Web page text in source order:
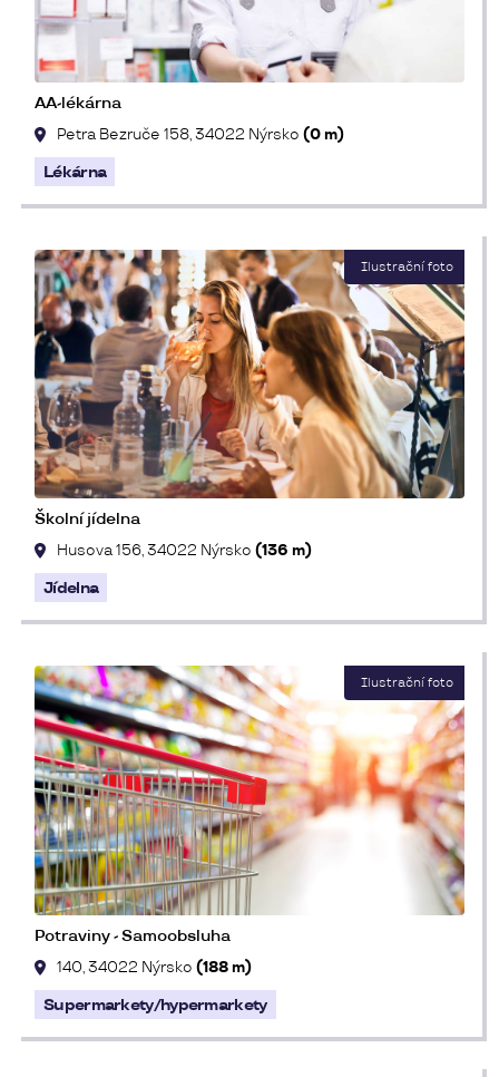
AA-lékárna
Petra Bezruče 158, 34022 Nýrsko (0 m)
Lékárna
Školní jídelna
Husova 156, 34022 Nýrsko (136 m)
Jídelna
Potraviny - Samoobsluha
140, 34022 Nýrsko (188 m)
Supermarkety/hypermarkety